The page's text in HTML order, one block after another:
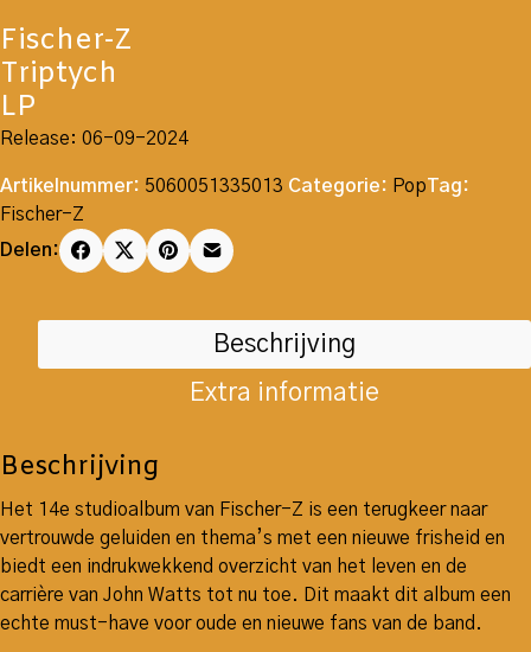
Fischer-Z
Triptych
LP
Release: 06-09-2024
Artikelnummer: 5060051335013 Categorie: PopTag:
Fischer-Z
Delen:
Beschrijving
Extra informatie
Beschrijving
Het 14e studioalbum van Fischer-Z is een terugkeer naar
vertrouwde geluiden en thema’s met een nieuwe frisheid en
biedt een indrukwekkend overzicht van het leven en de
carrière van John Watts tot nu toe. Dit maakt dit album een
echte must-have voor oude en nieuwe fans van de band.